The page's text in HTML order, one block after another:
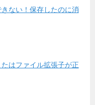
ない！保存したのに消
はファイル拡張子が正